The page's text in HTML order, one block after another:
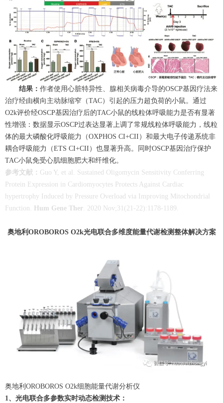
结果： 作者使用心脏特异性、腺相关病毒介导的OSCP基因疗法来
治疗经由横向主动脉缩窄（TAC）引起的压力超负荷的小鼠。通过
O2k评价经OSCP基因治疗后的TAC小鼠的线粒体呼吸能力是否有显著
性增强：数据显示OSCP过表达显著上调了常规线粒体呼吸能力，线粒
体的最大磷酸化呼吸能力（OXPHOS CI+CII）和最大电子传递系统非
耦合呼吸能力（ETS CI+CII）也显著升高。同时OSCP基因治疗保护
TAC小鼠免受心肌细胞肥大和纤维化。
参考文献： Guo Y, et al. Sustained Oligomycin Sensitivity Conferring
Protein Expression in Cardiomyocytes Protects Against Cardiac
hypertrophy Induced by Pressure Overload via Improving Mitochondrial
Function.
Hum Gene Ther. 2020 Nov;31(21-22):1178-1189.
奥地利OROBOROS O2k光电联合多维度能量代谢检测整体解决方案
奥地利OROBOROS O2k细胞能量代谢分析仪
1、光电联合多参数实时动态检测技术：